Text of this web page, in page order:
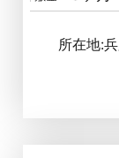
所在地: